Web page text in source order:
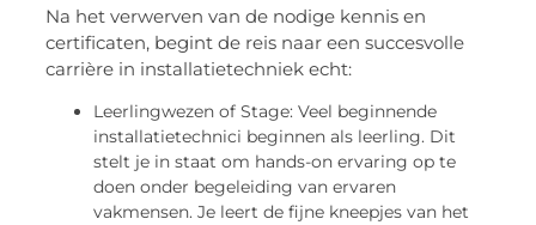
Na het verwerven van de nodige kennis en
certificaten, begint de reis naar een succesvolle
carrière in installatietechniek echt:
Leerlingwezen of Stage: Veel beginnende
installatietechnici beginnen als leerling. Dit
stelt je in staat om hands-on ervaring op te
doen onder begeleiding van ervaren
vakmensen. Je leert de fijne kneepjes van het